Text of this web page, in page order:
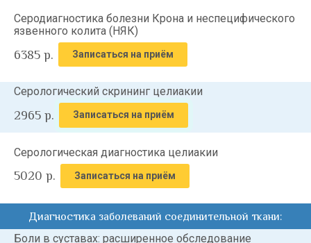
Серодиагностика болезни Крона и неспецифического
язвенного колита (НЯК)
6385 р. Записаться на приём
Серологический скрининг целиакии
2965 р. Записаться на приём
Серологическая диагностика целиакии
5020 р. Записаться на приём
Диагностика заболеваний соединительной ткани:
Боли в суставах: расширенное обследование